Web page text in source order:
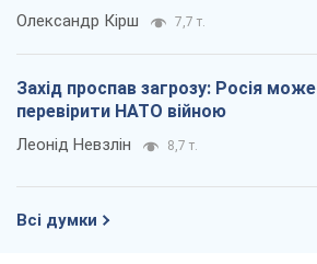
Олександр Кірш 7,7 т.
Захід проспав загрозу: Росія може
перевірити НАТО війною
Леонід Невзлін 8,7 т.
Всі думки